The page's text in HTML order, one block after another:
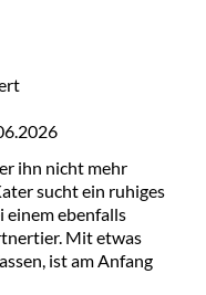
ihn nicht mehr
sucht ein ruhiges
einem ebenfalls
Mit etwas
ist am Anfang